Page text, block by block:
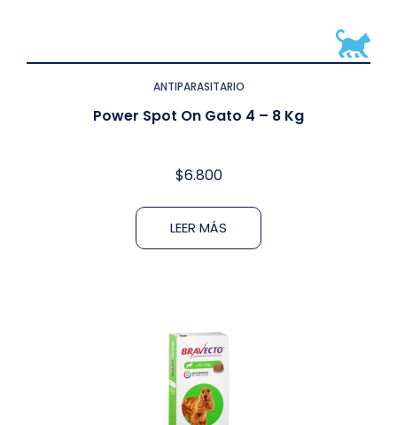
ANTIPARASITARIO
Power Spot On Gato 4 – 8 Kg
$6.800
LEER MÁS